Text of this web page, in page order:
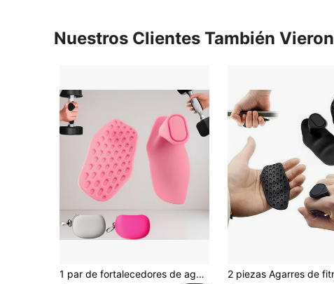
Nuestros Clientes También Vieron
1 par de fortalecedores de agarre de color rosa, caja de tela rosa y gris, agarres de silicona para gimnasio para levantamiento de pesas, alternativa a los guantes deportivos para hombres, agarres antideslizantes para gimnasio y fitness para mujeres, almohadillas de agarre de goma para barra de gimnasio para dominadas, ideal para Navidad, perfecto para Acción de Gracias